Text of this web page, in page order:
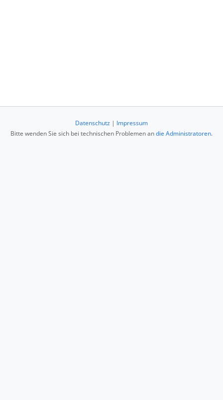
Datenschutz | Impressum
Bitte wenden Sie sich bei technischen Problemen andie Administratoren.